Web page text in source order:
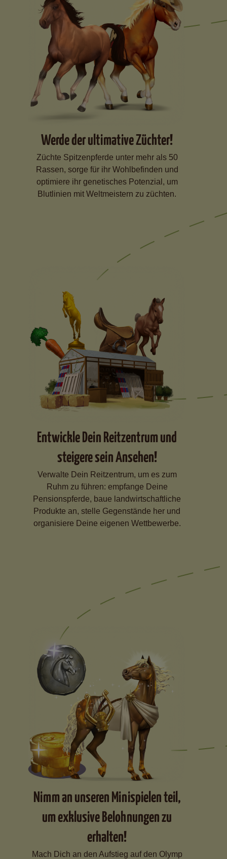
Werde der ultimative Züchter!
Züchte Spitzenpferde unter mehr als 50
Rassen, sorge für ihr Wohlbefinden und
optimiere ihr genetisches Potenzial, um
Blutlinien mit Weltmeistern zu züchten.
Entwickle Dein Reitzentrum und
steigere sein Ansehen!
Verwalte Dein Reitzentrum, um es zum
Ruhm zu führen: empfange Deine
Pensionspferde, baue landwirtschaftliche
Produkte an, stelle Gegenstände her und
organisiere Deine eigenen Wettbewerbe.
Nimm an unseren Minispielen teil,
um exklusive Belohnungen zu
erhalten!
Mach Dich an den Aufstieg auf den Olymp